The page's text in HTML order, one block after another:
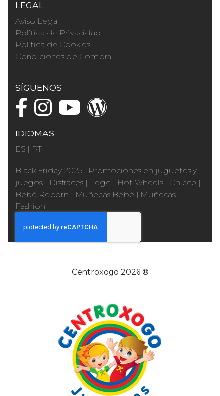
LEGAL
Aviso Legal
Política de Privacidad
Política de Cookies
Condiciones de Compra
SÍGUENOS
IDIOMAS
ES | PT
Black Friday 2025 | Promociones en juguetes y
juegos | Disfraces | Lego | Hot Wheels | Chicco |
Bebé Reborn | Muñecas Bebé | Muñecas
Fashion
Centroxogo 2026 ®